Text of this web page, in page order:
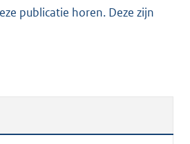
publicatie horen. Deze zijn